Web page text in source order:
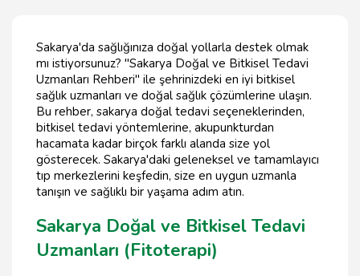
Sakarya'da sağlığınıza doğal yollarla destek olmak
mı istiyorsunuz? "Sakarya Doğal ve Bitkisel Tedavi
Uzmanları Rehberi" ile şehrinizdeki en iyi bitkisel
sağlık uzmanları ve doğal sağlık çözümlerine ulaşın.
Bu rehber, sakarya doğal tedavi seçeneklerinden,
bitkisel tedavi yöntemlerine, akupunkturdan
hacamata kadar birçok farklı alanda size yol
gösterecek. Sakarya'daki geleneksel ve tamamlayıcı
tıp merkezlerini keşfedin, size en uygun uzmanla
tanışın ve sağlıklı bir yaşama adım atın.
Sakarya Doğal ve Bitkisel Tedavi
Uzmanları (Fitoterapi)